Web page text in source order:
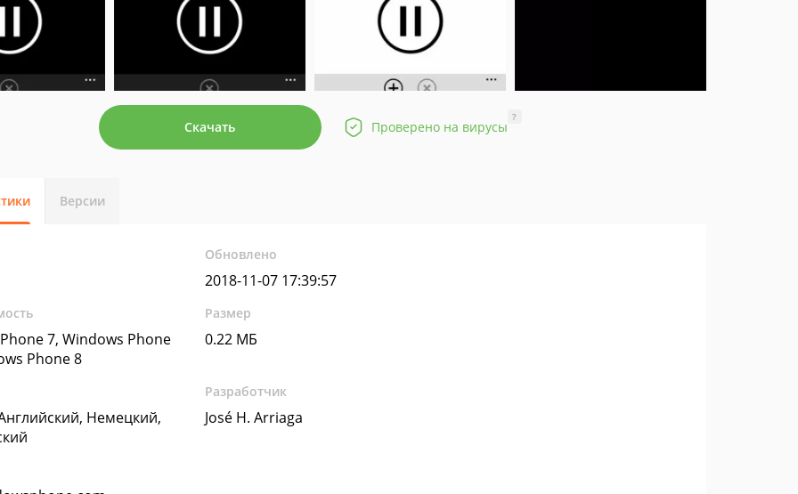
Скачать Проверено на вирусы
?
Версии
Обновлено
2018-11-07 17:39:57
7, Windows Phone
Phone 8
Размер
0.22 МБ
Немецкий,
Разработчик
José H. Arriaga